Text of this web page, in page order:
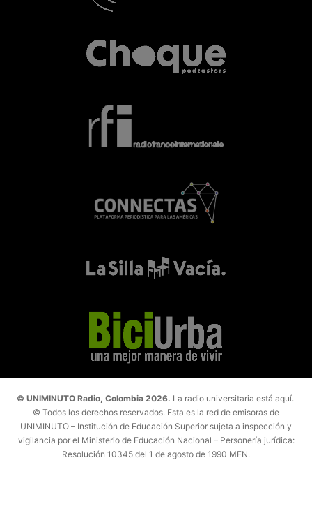
© UNIMINUTO Radio, Colombia 2026. La radio universitaria está aquí.
© Todos los derechos reservados. Esta es la red de emisoras de
UNIMINUTO – Institución de Educación Superior sujeta a inspección y
vigilancia por el Ministerio de Educación Nacional – Personería jurídica:
Resolución 10345 del 1 de agosto de 1990 MEN.